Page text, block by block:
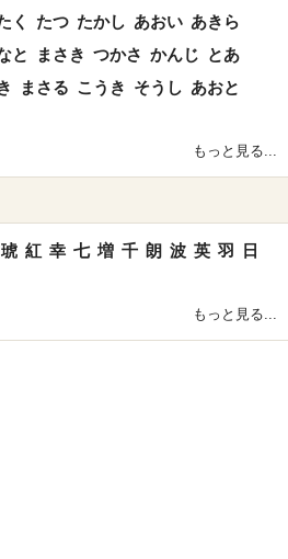
く たつ たかし あおい あきら
と まさき つかさ かんじ とあ
まさる こうき そうし あおと
もっと見る...
琥 紅 幸 七 増 千 朗 波 英 羽
日
もっと見る...